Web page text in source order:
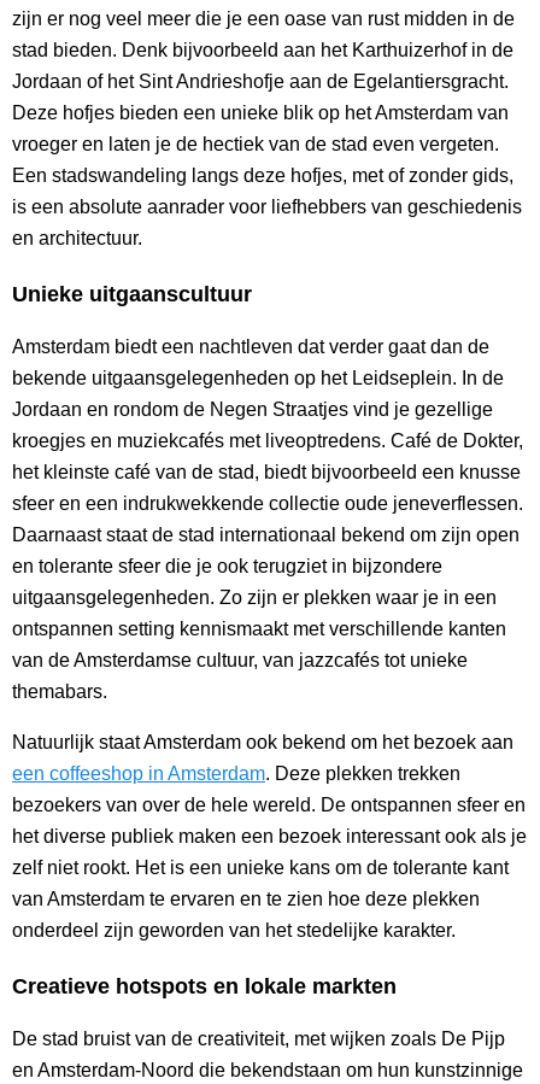
zijn er nog veel meer die je een oase van rust midden in de
stad bieden. Denk bijvoorbeeld aan het Karthuizerhof in de
Jordaan of het Sint Andrieshofje aan de Egelantiersgracht.
Deze hofjes bieden een unieke blik op het Amsterdam van
vroeger en laten je de hectiek van de stad even vergeten.
Een stadswandeling langs deze hofjes, met of zonder gids,
is een absolute aanrader voor liefhebbers van geschiedenis
en architectuur.
Unieke uitgaanscultuur
Amsterdam biedt een nachtleven dat verder gaat dan de
bekende uitgaansgelegenheden op het Leidseplein. In de
Jordaan en rondom de Negen Straatjes vind je gezellige
kroegjes en muziekcafés met liveoptredens. Café de Dokter,
het kleinste café van de stad, biedt bijvoorbeeld een knusse
sfeer en een indrukwekkende collectie oude jeneverflessen.
Daarnaast staat de stad internationaal bekend om zijn open
en tolerante sfeer die je ook terugziet in bijzondere
uitgaansgelegenheden. Zo zijn er plekken waar je in een
ontspannen setting kennismaakt met verschillende kanten
van de Amsterdamse cultuur, van jazzcafés tot unieke
themabars.
Natuurlijk staat Amsterdam ook bekend om het bezoek aan
een coffeeshop in Amsterdam. Deze plekken trekken
bezoekers van over de hele wereld. De ontspannen sfeer en
het diverse publiek maken een bezoek interessant ook als je
zelf niet rookt. Het is een unieke kans om de tolerante kant
van Amsterdam te ervaren en te zien hoe deze plekken
onderdeel zijn geworden van het stedelijke karakter.
Creatieve hotspots en lokale markten
De stad bruist van de creativiteit, met wijken zoals De Pijp
en Amsterdam-Noord die bekendstaan om hun kunstzinnige